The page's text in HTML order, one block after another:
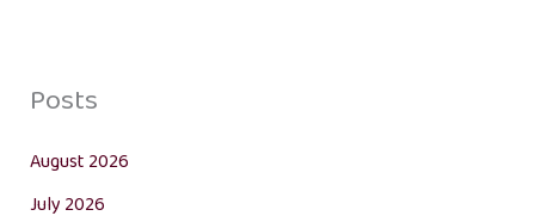
Posts
August 2026
July 2026